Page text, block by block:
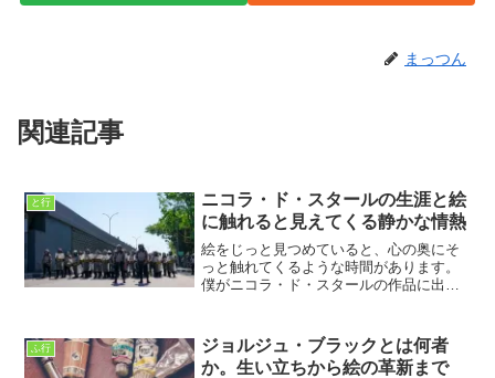
まっつん
関連記事
と行
ニコラ・ド・スタールの生涯と絵
に触れると見えてくる静かな情熱
絵をじっと見つめていると、心の奥にそ
っと触れてくるような時間があります。
僕がニコラ・ド・スタールの作品に出会
人の気配や静かな思いがひっそり息づい
ているようで、思わずペー...
ふ行
ジョルジュ・ブラックとは何者
か。生い立ちから絵の革新まで